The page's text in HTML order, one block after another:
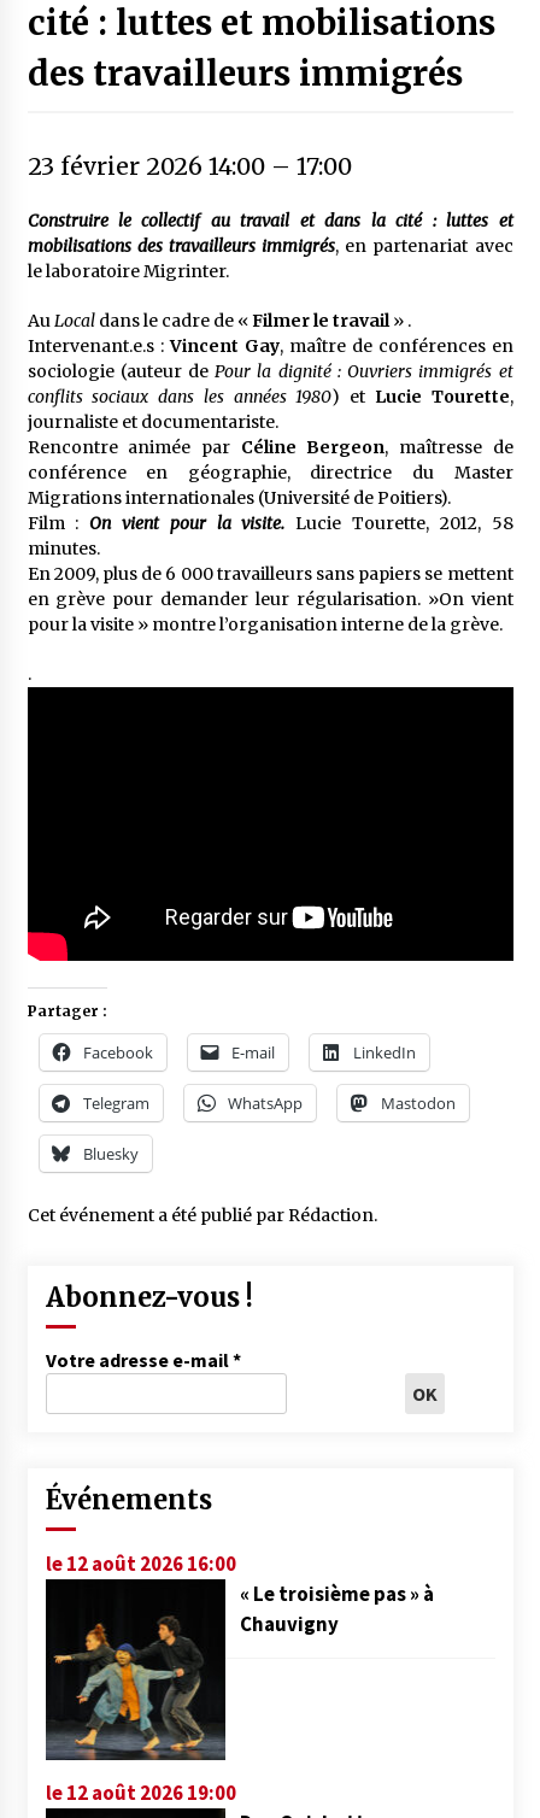
cité : luttes et mobilisations
des travailleurs immigrés
23 février 2026 14:00– 17:00
Construire le collectif au travail et dans la cité : luttes et
mobilisations des travailleurs immigrés, en partenariat avec
le laboratoire Migrinter.
AuLocaldans le cadre de «Filmer le travail» .
Intervenant.e.s :Vincent Gay, maître de conférences en
sociologie (auteur dePour la dignité : Ouvriers immigrés et
conflits sociaux dans les années 1980) et Lucie Tourette,
journaliste et documentariste.
Rencontre animée par Céline Bergeon, maîtresse de
conférence en géographie, directrice du Master
Migrations internationales (Université de Poitiers).
Film :On vient pour la visite. Lucie Tourette, 2012, 58
minutes.
En 2009, plus de 6 000 travailleurs sans papiers se mettent
en grève pour demander leur régularisation. »On vient
pour la visite » montre l’organisation interne de la grève.
.
Partager :
Facebook E-mail LinkedIn
Telegram WhatsApp Mastodon
Bluesky
Cet événement a été publié parRédaction.
Abonnez-vous !
Votre adresse e-mail*
Événements
le 12 août 2026 16:00
« Le troisième pas » à
Chauvigny
le 12 août 2026 19:00